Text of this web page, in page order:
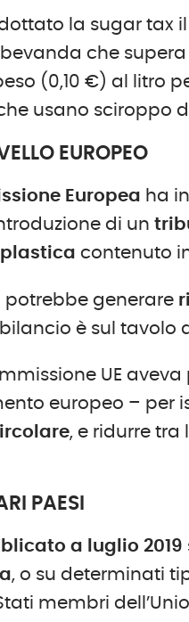
la sugar tax il
che supera
(0,10 €) al litro
usano sciroppo
EUROPEO
Europea ha
di un
plasticacontenuto
potrebbe generare
è sul tavolo
UE
europeo – per
, e ridurre tra
PAESI
a luglio 2019
, o su determinati
membri